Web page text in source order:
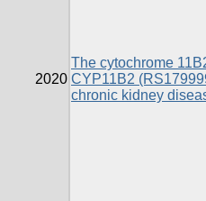
2020
The cytochrome
CYP11B2
chronic kidney